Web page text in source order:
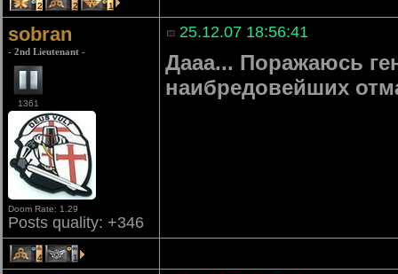
2 2 1
sobran
- 2nd Lieutenant -
1361
Doom Rate: 1.29
Posts quality: +346
25.12.07 18:56:41
Дааа... Поражаюсь
наибредовейших
4 1